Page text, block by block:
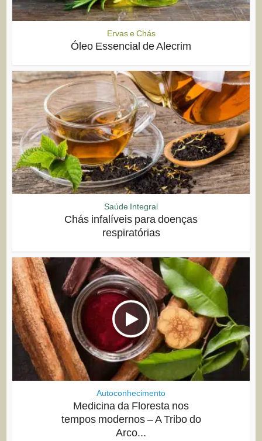
Ervas e Chás
Óleo Essencial de Alecrim
Saúde Integral
Chás infalíveis para doenças
respiratórias
Autoconhecimento
Medicina da Floresta nos
tempos modernos – A Tribo do
Arco...